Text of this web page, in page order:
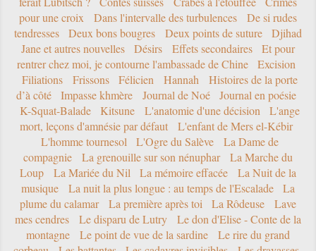
pour une croix
Dans l'intervalle des turbulences
De si rudes
tendresses
Deux bons bougres Deux points de suture
Djihad
Jane et autres nouvelles
Désirs Effets secondaires
Et pour
rentrer chez moi, je contourne l'ambassade de Chine
Excision
Filiations
Frissons Félicien Hannah
Histoires de la porte
d’à côté
Impasse khmère Journal de Noé
Journal en poésie
K-Squat-Balade
Kitsune L'anatomie d'une décision
L'ange
mort, leçons d'amnésie par défaut
L'enfant de Mers el-Kébir
L'homme tournesol
L'Ogre du Salève
La Dame de
compagnie
La grenouille sur son nénuphar
La Marche du
Loup
La Mariée du Nil La mémoire effacée
La Nuit de la
musique
La nuit la plus longue : au temps de l'Escalade
La
plume du calamar
La première après toi La Rôdeuse
Lave
mes cendres
Le disparu de Lutry
Le don d'Elise - Conte de la
montagne
Le point de vue de la sardine
Le rire du grand